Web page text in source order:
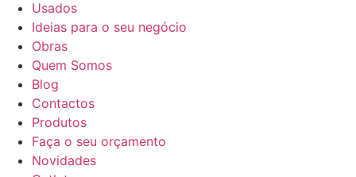
Usados
Ideias para o seu negócio
Obras
Quem Somos
Blog
Contactos
Produtos
Faça o seu orçamento
Novidades